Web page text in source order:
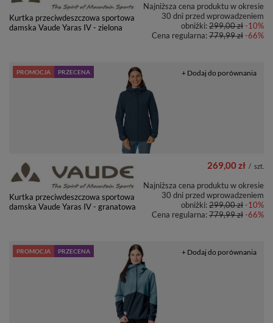
Kurtka przeciwdeszczowa sportowa
damska Vaude Yaras IV - zielona
Najniższa cena produktu w okresie
30 dni przed wprowadzeniem
obniżki:299,00 zł-10%
Cena regularna:779,99 zł-66%
PROMOCJA PRZECENA
Kurtka przeciwdeszczowa sportowa
damska Vaude Yaras IV - granatowa
269,00 zł / szt.
Najniższa cena produktu w okresie
30 dni przed wprowadzeniem
obniżki:299,00 zł-10%
Cena regularna:779,99 zł-66%
+ Dodaj do porównania
PROMOCJA PRZECENA + Dodaj do porównania